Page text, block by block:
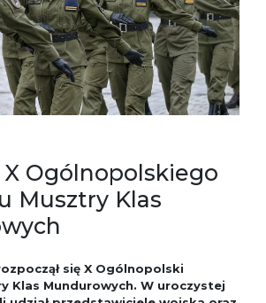
Ogólnopolskiego
Musztry Klas
się X Ogólnopolski
Klas Mundurowych. W uroczystej